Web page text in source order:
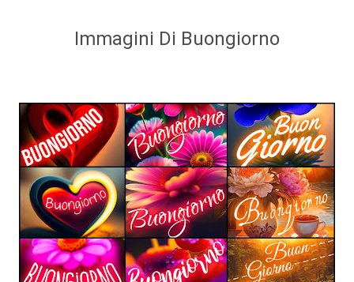
Immagini Di Buongiorno